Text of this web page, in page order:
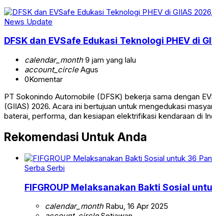
News Update
DFSK dan EVSafe Edukasi Teknologi PHEV di
calendar_month9 jam yang lalu
account_circleAgus
0Komentar
PT Sokonindo Automobile (DFSK) bekerja sama dengan
(GIIAS) 2026. Acara ini bertujuan untuk mengedukasi
baterai, performa, dan kesiapan elektrifikasi kendaraan di
Rekomendasi Untuk Anda
Serba Serbi
FIFGROUP Melaksanakan Bakti Sosial
calendar_monthRabu, 16 Apr 2025